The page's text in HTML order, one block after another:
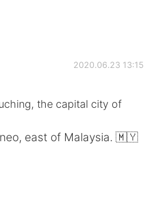
2020.06.23 13:15
the capital city of
east of Malaysia. 🇲🇾